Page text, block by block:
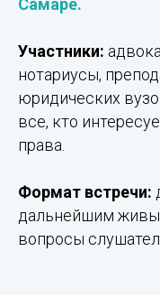
Самаре.
Участники:
нотариусы,
юридических
все, кто
права.
Формат встречи:
дальнейшим
вопросы